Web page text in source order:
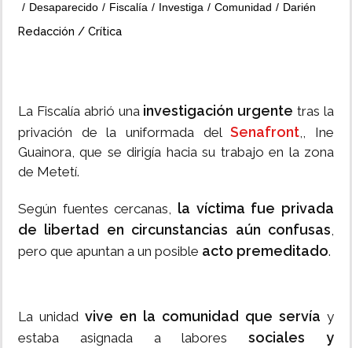
Desaparecido
Fiscalía Investiga Comunidad Darién
Redacción / Crítica
La Fiscalía abrió una investigación urgente tras la
privación de la uniformada delSenafront,, Ine
Guainora, que se dirigía hacia su trabajo en la zona
de Metetí.
Según fuentes cercanas, la víctima fue privada
de libertad en circunstancias aún confusas,
pero que apuntan a un posible acto premeditado.
La unidad vive en la comunidad que servía y
estaba asignada a laboressociales y